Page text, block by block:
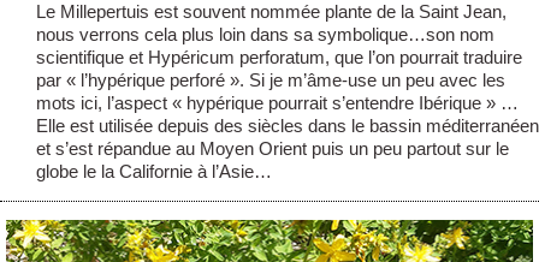
Le Millepertuis est souvent nommée plante de la Saint Jean,
nous verrons cela plus loin dans sa symbolique…son nom
scientifique et Hypéricum perforatum, que l’on pourrait traduire
par « l’hypérique perforé ». Si je m’âme-use un peu avec les
mots ici, l’aspect « hypérique pourrait s’entendre Ibérique » …
Elle est utilisée depuis des siècles dans le bassin méditerranéen
et s’est répandue au Moyen Orient puis un peu partout sur le
globe le la Californie à l’Asie…